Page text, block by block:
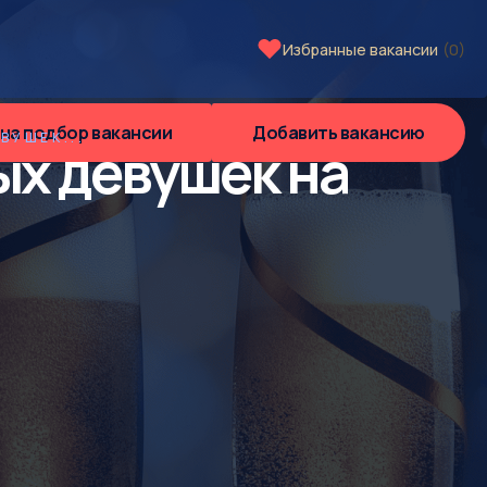
Избранные вакансии (0)
подбор вакансии Добавить вакансию
девушек на